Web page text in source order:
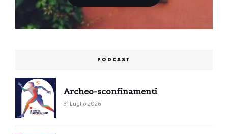
PODCAST
Archeo-sconfinamenti
31 Luglio 2026